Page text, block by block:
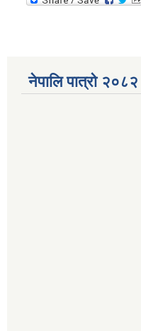
नेपालि पात्रो २०८२